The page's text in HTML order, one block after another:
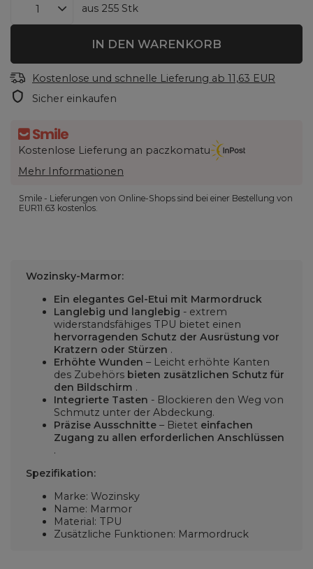
aus 255 Stk
IN DEN WARENKORB
Kostenlose und schnelle Lieferung ab 11,63 EUR
Sicher einkaufen
Kostenlose Lieferung an paczkomatu
Mehr Informationen
Smile - Lieferungen von Online-Shops sind bei einer Bestellung von
EUR11.63 kostenlos.
Wozinsky-Marmor:
Ein elegantes Gel-Etui mit Marmordruck
Langlebig und langlebig - extrem
widerstandsfähiges TPU bietet einen
hervorragenden Schutz der Ausrüstung vor
Kratzern oder Stürzen .
Erhöhte Wunden – Leicht erhöhte Kanten
des Zubehörs bieten zusätzlichen Schutz für
den Bildschirm .
Integrierte Tasten - Blockieren den Weg von
Schmutz unter der Abdeckung.
Präzise Ausschnitte – Bietet einfachen
Zugang zu allen erforderlichen Anschlüssen
.
Spezifikation:
Marke: Wozinsky
Name: Marmor
Material: TPU
Zusätzliche Funktionen: Marmordruck